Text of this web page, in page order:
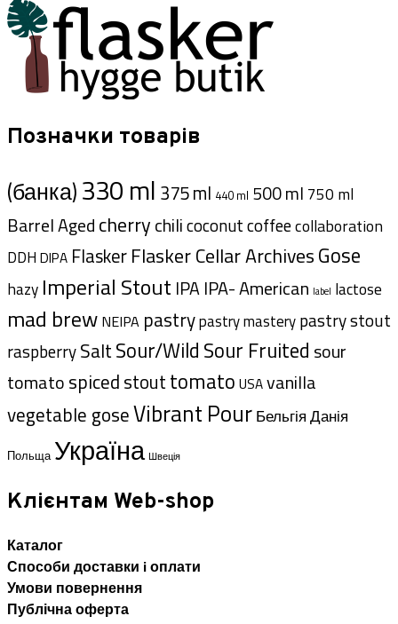
Позначки товарів
(банка)330 ml 375 ml 440 ml 500 ml 750 ml
Barrel Agedcherrychilicoconutcoffeecollaboration
DDH DIPA FlaskerFlasker Cellar ArchivesGose
hazy Imperial Stout IPA IPA- American label lactose
mad brew NEIPA pastrypastry masterypastry stout
raspberrySaltSour/Wild Sour Fruited sour
tomatospicedstouttomato USAvanilla
vegetable goseVibrant PourБельгіяДанія
Польща Україна Швеція
Клієнтам Web-shop
Каталог
Способи доставки i оплати
Умови повернення
Публічна оферта